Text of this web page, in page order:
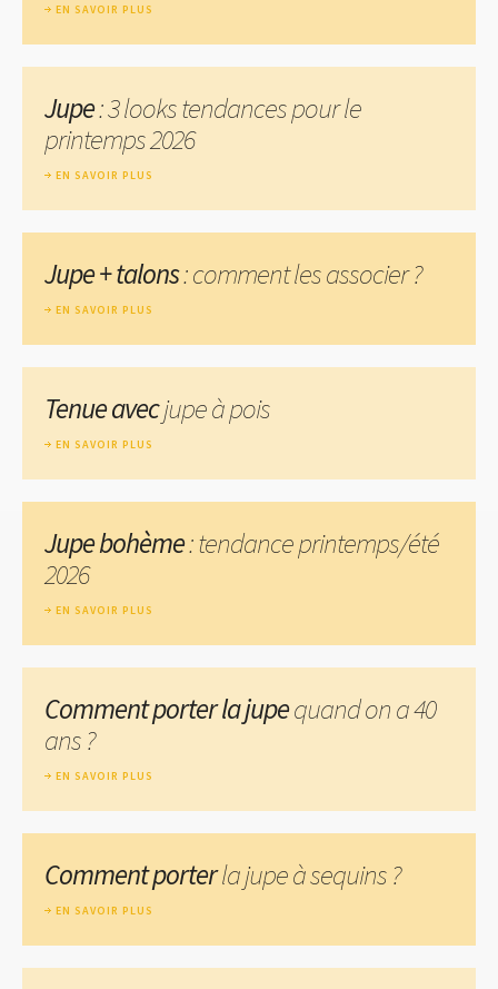
EN SAVOIR PLUS
Jupe: 3 looks tendances pour le
printemps 2026
EN SAVOIR PLUS
Jupe + talons: comment les associer ?
EN SAVOIR PLUS
Tenue avecjupe à pois
EN SAVOIR PLUS
Jupe bohème: tendance printemps/été
2026
EN SAVOIR PLUS
Comment porter la jupequand on a 40
ans ?
EN SAVOIR PLUS
Comment porterla jupe à sequins ?
EN SAVOIR PLUS